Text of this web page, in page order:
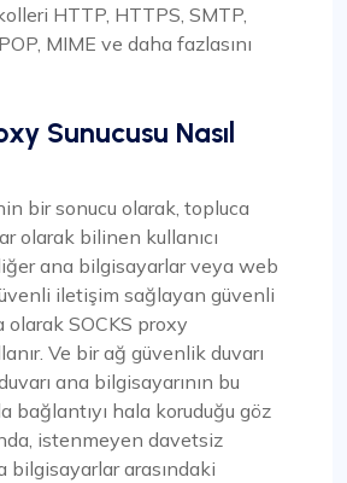
HTTP, HTTPS, SMTP,
MIME ve daha fazlasını
Sunucusu Nasıl
bir sonucu olarak, topluca
olarak bilinen kullanıcı
ana bilgisayarlar veya web
iletişim sağlayan güvenli
SOCKS proxy
Ve bir ağ güvenlik duvarı
ana bilgisayarının bu
bağlantıyı hala koruduğu göz
istenmeyen davetsiz
bilgisayarlar arasındaki